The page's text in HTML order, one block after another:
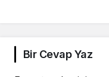
Bir Cevap Yaz